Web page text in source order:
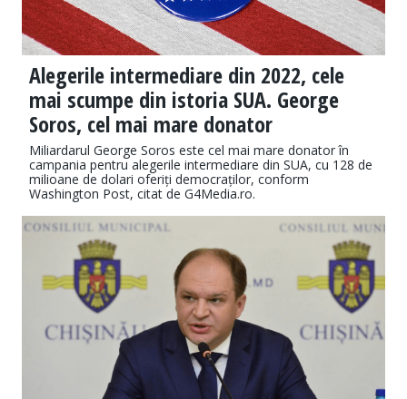
Alegerile intermediare din 2022, cele
mai scumpe din istoria SUA. George
Soros, cel mai mare donator
Miliardarul George Soros este cel mai mare donator în
campania pentru alegerile intermediare din SUA, cu 128 de
milioane de dolari oferiți democraților, conform
Washington Post, citat de G4Media.ro.